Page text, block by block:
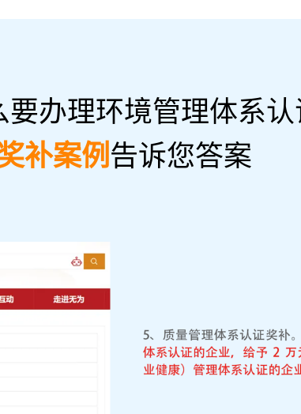
要办理环境管理体系
补案例告诉您答案